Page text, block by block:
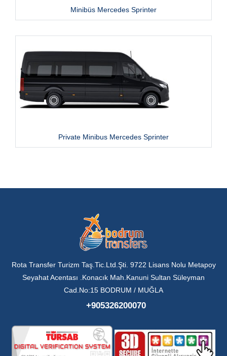
Minibüs Mercedes Sprinter
Private Minibus Mercedes Sprinter
Rota Transfer Turizm Taş.Tic.Ltd.Şti. 9722 Lisans Nolu Metapoy
Seyahat Acentası .Konacık Mah.Kanuni Sultan Süleyman
Cad.No:15 BODRUM / MUĞLA
+905326200070